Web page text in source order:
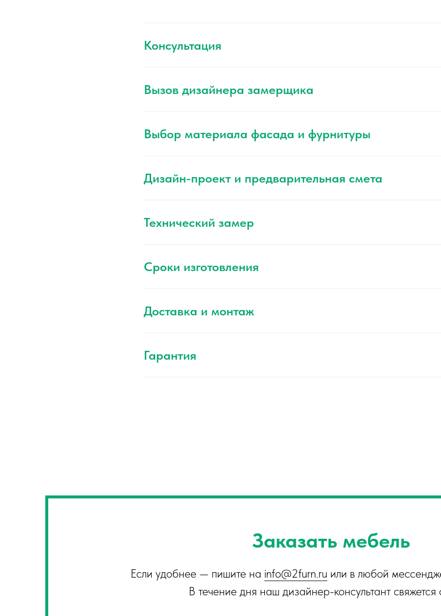
Консультация
Вызов дизайнера замерщика
Выбор материала фасада и фурнитуры
Дизайн-проект и предварительная смета
Технический замер
Сроки изготовления
Доставка и монтаж
Гарантия
Заказать мебель
Если удобнее — пишите на info@2furn.ru или в любой
В течение дня наш дизайнер-консультант